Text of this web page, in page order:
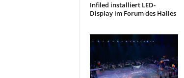
Infiled installiert LED-
Display im Forum des Halles